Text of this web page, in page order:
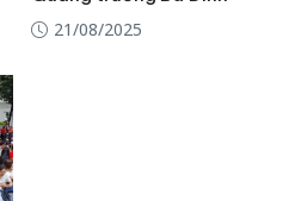
21/08/2025